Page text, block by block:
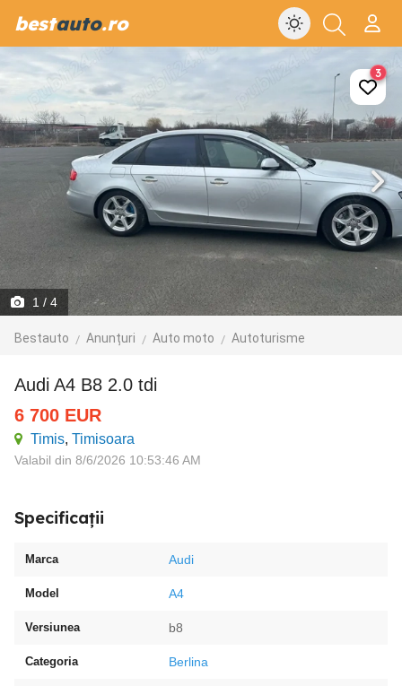
bestauto.ro
1 / 4
Bestauto Anunțuri Auto moto Autoturisme
3
Audi A4 B8 2.0 tdi
6 700 EUR
Timis, Timisoara
Valabil din 8/6/2026 10:53:46 AM
Specificații
Marca Audi
Model A4
Versiunea b8
Categoria Berlina